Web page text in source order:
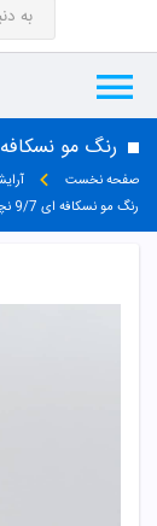
رنگ مو نسکافه ای 9/7 نچرال
صفحه نخست
رنگ مو نسکافه ای 9/7 نچرال اینیستینکس